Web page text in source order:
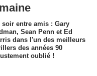
soir entre amis : Gary
Sean Penn et Ed
dans l'un des meilleurs
des années 90
oublié !